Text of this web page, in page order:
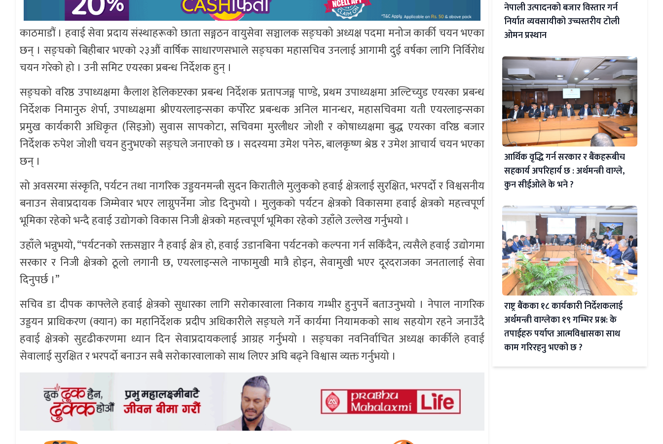
काठमाडौं । हवाई सेवा प्रदाय संस्थाहरूको छाता सङ्गठन वायुसेवा सञ्चालक सङ्घको अध्यक्ष पदमा मनोज कार्की चयन भएका
छन् । सङ्घको बिहीबार भएको २३औं वार्षिक साधारणसभाले सङ्घका महासचिव उनलाई आगामी दुई वर्षका लागि निर्विरोध
चयन गरेको हो । उनी समिट एयरका प्रबन्ध निर्देशक हुन् ।
सङ्घको वरिष्ठ उपाध्यक्षमा कैलाश हेलिकप्टरका प्रबन्ध निर्देशक प्रतापजङ्ग पाण्डे, प्रथम उपाध्यक्षमा अल्टिच्युड एयरका प्रबन्ध
निर्देशक निमानुरु शेर्पा, उपाध्यक्षमा श्रीएयरलाइन्सका कर्पोरेट प्रबन्धक अनिल मानन्धर, महासचिवमा यती एयरलाइन्सका
प्रमुख कार्यकारी अधिकृत (सिइओ) सुवास सापकोटा, सचिवमा मुरलीधर जोशी र कोषाध्यक्षमा बुद्ध एयरका वरिष्ठ बजार
निर्देशक रुपेश जोशी चयन हुनुभएको सङ्घले जनाएको छ । सदस्यमा उमेश पनेरु, बालकृष्ण श्रेष्ठ र उमेश आचार्य चयन भएका
छन् ।
सो अवसरमा संस्कृति, पर्यटन तथा नागरिक उड्डयनमन्त्री सुदन किरातीले मुलुकको हवाई क्षेत्रलाई सुरक्षित, भरपर्दो र विश्वसनीय
बनाउन सेवाप्रदायक जिम्मेवार भएर लाग्नुपर्नेमा जोड दिनुभयो । मुलुकको पर्यटन क्षेत्रको विकासमा हवाई क्षेत्रको महत्त्वपूर्ण
भूमिका रहेको भन्दै हवाई उद्योगको विकास निजी क्षेत्रको महत्त्वपूर्ण भूमिका रहेको उहाँले उल्लेख गर्नुभयो ।
उहाँले भन्नुभयो, “पर्यटनको रक्तसञ्चार नै हवाई क्षेत्र हो, हवाई उडानबिना पर्यटनको कल्पना गर्न सकिँदैन, त्यसैले हवाई उद्योगमा
सरकार र निजी क्षेत्रको ठूलो लगानी छ, एयरलाइन्सले नाफामुखी मात्रै होइन, सेवामुखी भएर दूरदराजका जनतालाई सेवा
दिनुपर्छ ।”
सचिव डा दीपक काफ्लेले हवाई क्षेत्रको सुधारका लागि सरोकारवाला निकाय गम्भीर हुनुपर्ने बताउनुभयो । नेपाल नागरिक
उड्डयन प्राधिकरण (क्यान) का महानिर्देशक प्रदीप अधिकारीले सङ्घले गर्ने कार्यमा नियामकको साथ सहयोग रहने जनाउँदै
हवाई क्षेत्रको सुदृढीकरणमा ध्यान दिन सेवाप्रदायकलाई आग्रह गर्नुभयो । सङ्घका नवनिर्वाचित अध्यक्ष कार्कीले हवाई
सेवालाई सुरक्षित र भरपर्दो बनाउन सबै सरोकारवालाको साथ लिएर अघि बढ्ने विश्वास व्यक्त गर्नुभयो ।
नेपाली उत्पादनको बजार विस्तार गर्न
निर्यात व्यवसायीको उच्चस्तरीय टोली
ओमन प्रस्थान
आर्थिक वृद्धि गर्न सरकार र बैंकहरूबीच
सहकार्य अपरिहार्य छ : अर्थमन्त्री वाग्ले,
कुन सीईओले के भने ?
राष्ट्र बैंकका १८ कार्यकारी निर्देशकलाई
अर्थमन्त्री वाग्लेका १९ गम्भिर प्रश्न: के
तपाईहरु पर्याप्त आत्मविश्वासका साथ
काम गरिरहनु भएको छ ?